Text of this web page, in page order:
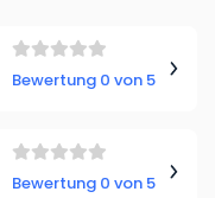
Bewertung 0 von 5
Bewertung 0 von 5